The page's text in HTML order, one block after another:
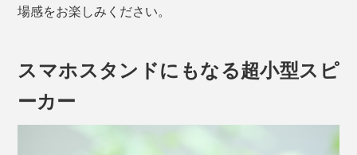
場感をお楽しみください。
スマホスタンドにもなる超小型スピ
ーカー